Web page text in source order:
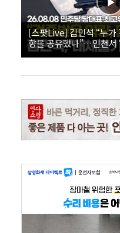
[스팟Live] 김민석 “누가
향을 공유했나”…인천서
26.08.08 더불어민주당 당